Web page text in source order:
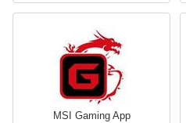
MSI Gaming App